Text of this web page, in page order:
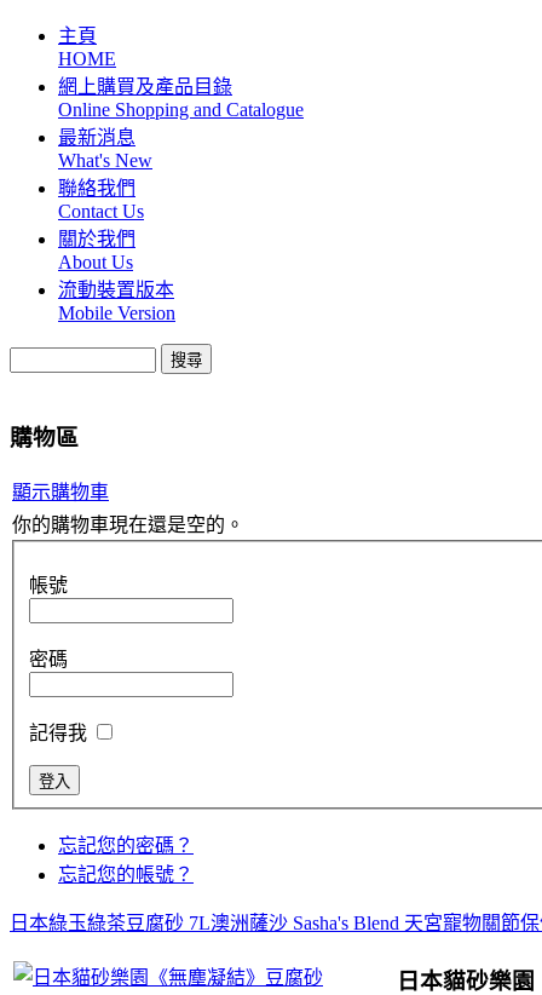
主頁
HOME
網上購買及產品目錄
Online Shopping and Catalogue
最新消息
What's New
聯絡我們
Contact Us
關於我們
About Us
流動裝置版本
Mobile Version
購物區
顯示購物車
你的購物車現在還是空的。
帳號
密碼
記得我
忘記您的密碼？
忘記您的帳號？
日本綠玉綠茶豆腐砂 7L澳洲薩沙 Sasha's Blend 天宮寵物關節
日本貓砂樂